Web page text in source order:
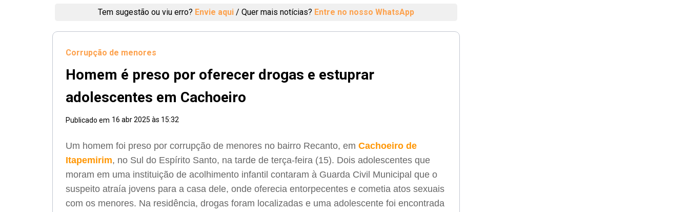
Tem sugestão ou viu erro? Envie aqui / Quer mais notícias? Entre no nosso WhatsApp
Corrupção de menores
Homem é preso por oferecer drogas e estuprar
adolescentes em Cachoeiro
Publicado em 16 abr 2025 às 15:32
Um homem foi preso por corrupção de menores no bairro Recanto, em Cachoeiro de
Itapemirim, no Sul do Espírito Santo, na tarde de terça-feira (15). Dois adolescentes que
moram em uma instituição de acolhimento infantil contaram à Guarda Civil Municipal que o
suspeito atraía jovens para a casa dele, onde oferecia entorpecentes e cometia atos sexuais
com os menores. Na residência, drogas foram localizadas e uma adolescente foi encontrada